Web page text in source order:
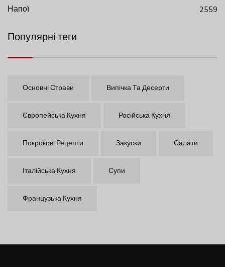
Напої
2559
Популярні теги
Основні Страви Випічка Та Десерти
Європейська Кухня Російська Кухня
Покрокові Рецепти Закуски Салати
Італійська Кухня Супи
Французька Кухня